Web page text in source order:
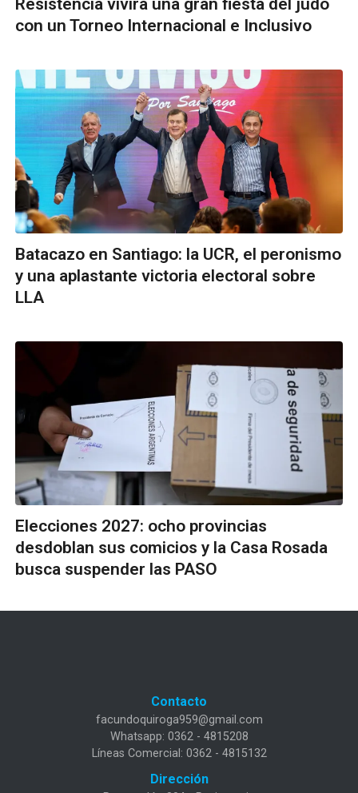
Resistencia vivirá una gran fiesta del judo
con un Torneo Internacional e Inclusivo
Batacazo en Santiago: la UCR, el peronismo
y una aplastante victoria electoral sobre
LLA
Elecciones 2027: ocho provincias
desdoblan sus comicios y la Casa Rosada
busca suspender las PASO
Contacto
facundoquiroga959@gmail.com
Whatsapp: 0362 - 4815208
Líneas Comercial: 0362 - 4815132
Dirección